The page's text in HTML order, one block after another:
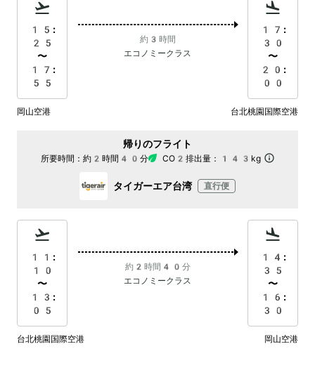
15:
25
〜
17:
55
約3時間
エコノミークラス
17:
30
〜
20:
00
岡山空港 台北桃園国際空港
帰りのフライト
所要時間： 約2時間40分 CO2排出量： 143kg
タイガーエア台湾 直行便
11:
10
〜
13:
05
約2時間40分
エコノミークラス
14:
35
〜
16:
30
台北桃園国際空港 岡山空港